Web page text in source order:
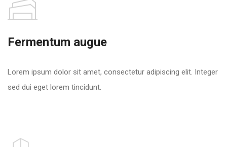
Fermentum augue
Lorem ipsum dolor sit amet, consectetur adipiscing elit. Integer
sed dui eget lorem tincidunt.